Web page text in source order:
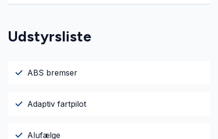
Udstyrsliste
ABS bremser
Adaptiv fartpilot
Alufælge